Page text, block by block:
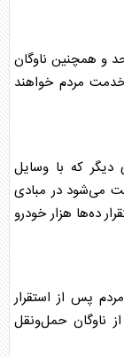
و همچنین ناوگان
مردم خواهند
دیگر که با وسایل
می‌شود در مبادی
ده‌ها هزار خودرو
پس از استقرار
ناوگان حمل‌ونقل